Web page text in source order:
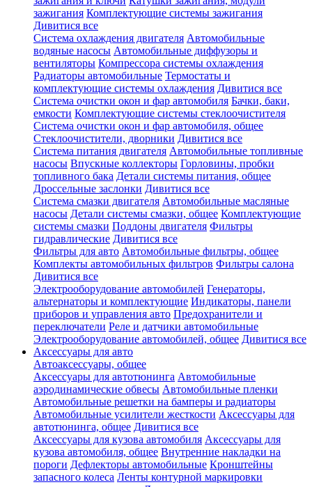
зажигания Комплектующие системы зажигания
Дивитися все
Система охлаждения двигателя Автомобильные
водяные насосы Автомобильные диффузоры и
вентиляторы Компрессора системы охлаждения
Радиаторы автомобильные Термостаты и
комплектующие системы охлаждения Дивитися все
Система очистки окон и фар автомобиля Бачки, баки,
емкости Комплектующие системы стеклоочистителя
Система очистки окон и фар автомобиля, общее
Стеклоочистители, дворники Дивитися все
Система питания двигателя Автомобильные топливные
насосы Впускные коллекторы Горловины, пробки
топливного бака Детали системы питания, общее
Дроссельные заслонки Дивитися все
Система смазки двигателя Автомобильные масляные
насосы Детали системы смазки, общее Комплектующие
системы смазки Поддоны двигателя Фильтры
гидравлические Дивитися все
Фильтры для авто Автомобильные фильтры, общее
Комплекты автомобильных фильтров Фильтры салона
Дивитися все
Электрооборудование автомобилей Генераторы,
альтернаторы и комплектующие Индикаторы, панели
приборов и управления авто Предохранители и
переключатели Реле и датчики автомобильные
Электрооборудование автомобилей, общее Дивитися все
Аксессуары для авто
Автоаксессуары, общее
Аксессуары для автотюнинга Автомобильные
аэродинамические обвесы Автомобильные пленки
Автомобильные решетки на бамперы и радиаторы
Автомобильные усилители жесткости Аксессуары для
автотюнинга, общее Дивитися все
Аксессуары для кузова автомобиля Аксессуары для
кузова автомобиля, общее Внутренние накладки на
пороги Дефлекторы автомобильные Кронштейны
запасного колеса Ленты контурной маркировки